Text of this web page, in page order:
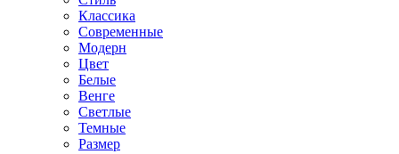
Классика
Современные
Модерн
Цвет
Белые
Венге
Светлые
Темные
Размер